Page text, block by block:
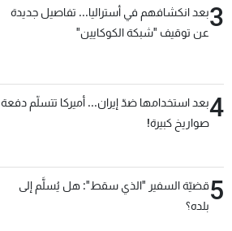
3بعد انكشافهم في أستراليا... تفاصيل جديدة
عن توقيف "شبكة الكوكايين"
4بعد استخدامها ضدّ إيران... أميركا تتسلّم دفعة
صواريخ كبيرة!
5قضيّة السفير "الذي سقط": هل يُسلَّم إلى
بلده؟